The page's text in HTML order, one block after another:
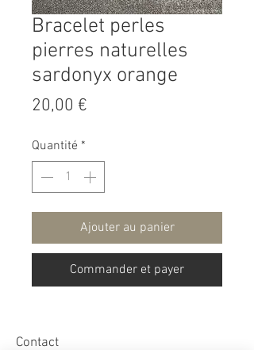
Bracelet perles
pierres naturelles
sardonyx orange
20,00 €
Quantité *
Ajouter au panier
Commander et payer
Contact